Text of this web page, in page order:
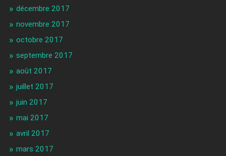
décembre 2017
novembre 2017
octobre 2017
septembre 2017
août 2017
juillet 2017
juin 2017
mai 2017
avril 2017
mars 2017